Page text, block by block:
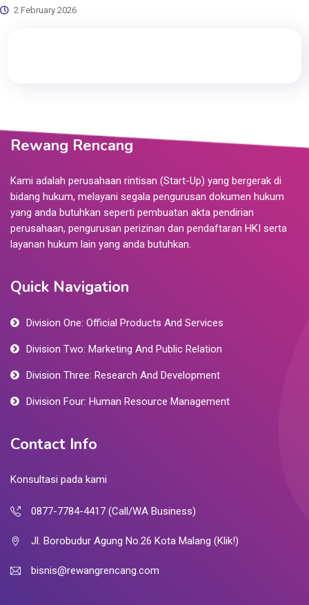
2 February 2026
Rewang Rencang
Kami adalah perusahaan rintisan (Start-Up) yang bergerak di
bidang hukum, melayani segala pengurusan dokumen hukum
yang anda butuhkan seperti pembuatan akta pendirian
perusahaan, pengurusan perizinan dan pendaftaran HKI serta
layanan hukum lain yang anda butuhkan.
Quick Navigation
Division One: Official Products And Services
Division Two: Marketing And Public Relation
Division Three: Research And Development
Division Four: Human Resource Management
Contact Info
Konsultasi pada kami
0877-7784-4417 (Call/WA Business)
Jl. Borobudur Agung No.26 Kota Malang (Klik!)
bisnis@rewangrencang.com